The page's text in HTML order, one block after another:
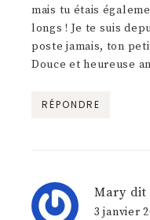
mais tu étais
longs ! Je te suis
poste jamais, ton
Douce et heureuse
RÉPONDRE
Mary dit
3 janvier